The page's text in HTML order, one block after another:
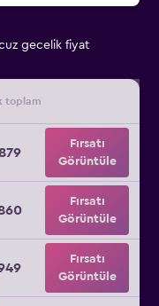
gecelik fiyat
toplam
Fırsatı
Görüntüle
Fırsatı
Görüntüle
Fırsatı
Görüntüle